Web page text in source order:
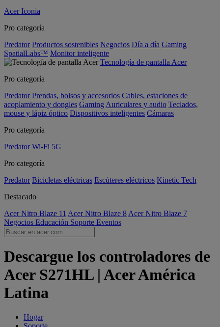
Acer Iconia
Pro categoría
Predator Productos sostenibles Negocios Día a día Gaming
SpatialLabs™ Monitor inteligente
Tecnología de pantalla Acer
Pro categoría
Predator Prendas, bolsos y accesorios Cables, estaciones de
acoplamiento y dongles Gaming Auriculares y audio Teclados,
mouse y lápiz óptico Dispositivos inteligentes Cámaras
Pro categoría
Predator Wi-Fi 5G
Pro categoría
Predator Bicicletas eléctricas Escúteres eléctricos Kinetic Tech
Destacado
Acer Nitro Blaze 11 Acer Nitro Blaze 8 Acer Nitro Blaze 7
Negocios Educación Soporte Eventos
Descargue los controladores de
Acer S271HL | Acer América
Latina
Hogar